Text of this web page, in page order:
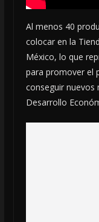
Al menos 40
colocar en la
México, lo que
para promover el
conseguir nuevos
Desarrollo